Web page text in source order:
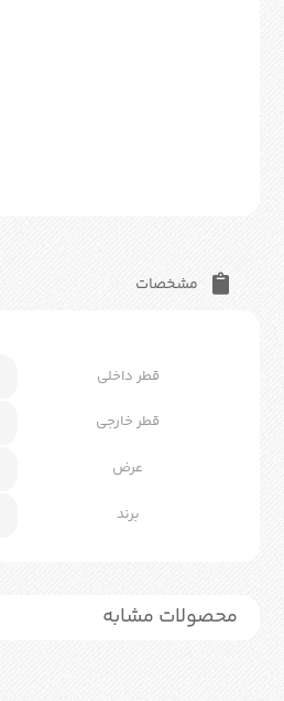
مشخصات
قطر داخلی
قطر خارجی
عرض
برند
محصولات مشابه